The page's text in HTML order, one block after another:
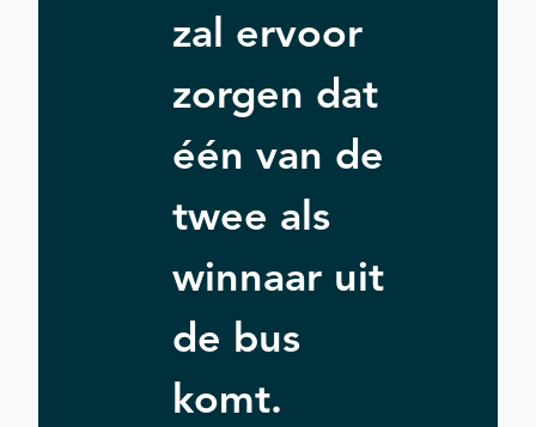
zal ervoor
zorgen dat
één van de
twee als
winnaar uit
de bus
komt.